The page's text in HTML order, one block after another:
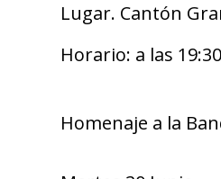
Lugar. Cantón
Horario: a las
Homenaje a la